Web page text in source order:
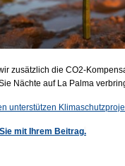
zusätzlich die CO2-
Nächte auf La Palma
unterstützen
mit Ihrem Beitrag.